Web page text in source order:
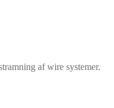
af wire systemer.